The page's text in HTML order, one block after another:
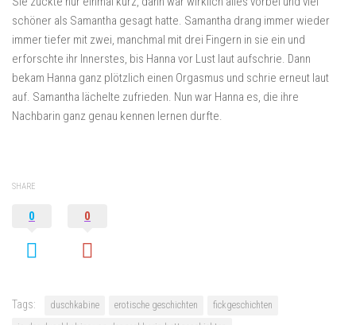
schöner als Samantha gesagt hatte. Samantha drang immer wieder
immer tiefer mit zwei, manchmal mit drei Fingern in sie ein und
erforschte ihr Innerstes, bis Hanna vor Lust laut aufschrie. Dann
bekam Hanna ganz plötzlich einen Orgasmus und schrie erneut laut
auf. Samantha lächelte zufrieden. Nun war Hanna es, die ihre
Nachbarin ganz genau kennen lernen durfte.
SHARE
0 0
Tags: duschkabine erotische geschichten
fickgeschichten